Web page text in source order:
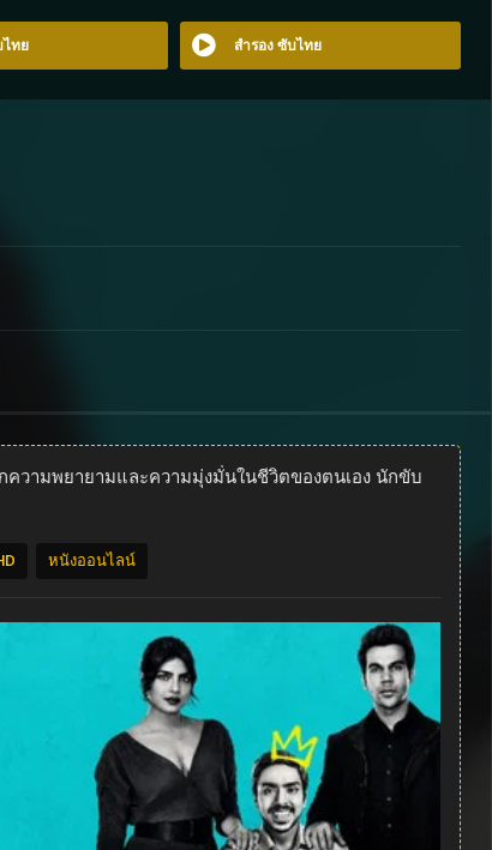
ทย สำรอง ซับไทย
ความพยายามและความมุ่งมั่นในชีวิตของตนเอง นักขับ
หนังออนไลน์